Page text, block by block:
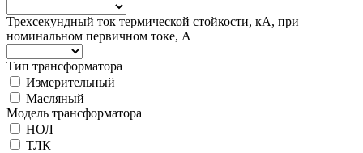
Трехсекундный ток термической стойкости, кА, при
номинальном первичном токе, А
Тип трансформатора
Измерительный
Масляный
Модель трансформатора
НОЛ
ТЛК